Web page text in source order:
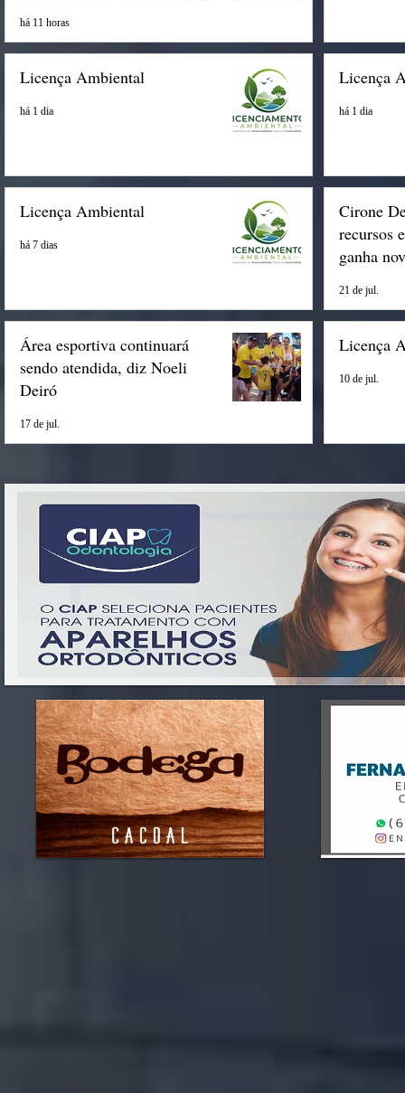
há 11 horas
Licença Ambiental
há 1 dia
Licença
há 1 dia
Licença Ambiental
há 7 dias
Cirone
recursos
ganha
21 de jul.
Área esportiva continuará
sendo atendida, diz Noeli
Deiró
17 de jul.
Licença
10 de jul.